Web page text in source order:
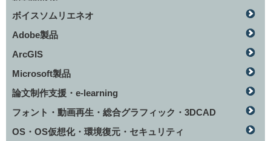
ボイスソムリエネオ
Adobe製品
ArcGIS
Microsoft製品
論文制作支援・e-learning
フォント・動画再生・総合グラフィック・3DCAD
OS・OS仮想化・環境復元・セキュリティ